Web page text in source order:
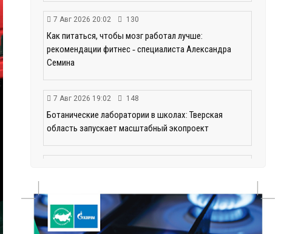
7 Авг 2026 20:02 130
Как питаться, чтобы мозг работал лучше:
рекомендации фитнес ‑ специалиста Александра
Семина
7 Авг 2026 19:02 148
Ботанические лаборатории в школах: Тверская
область запускает масштабный экопроект
отрасли
7 Авг 2026 18:10 87